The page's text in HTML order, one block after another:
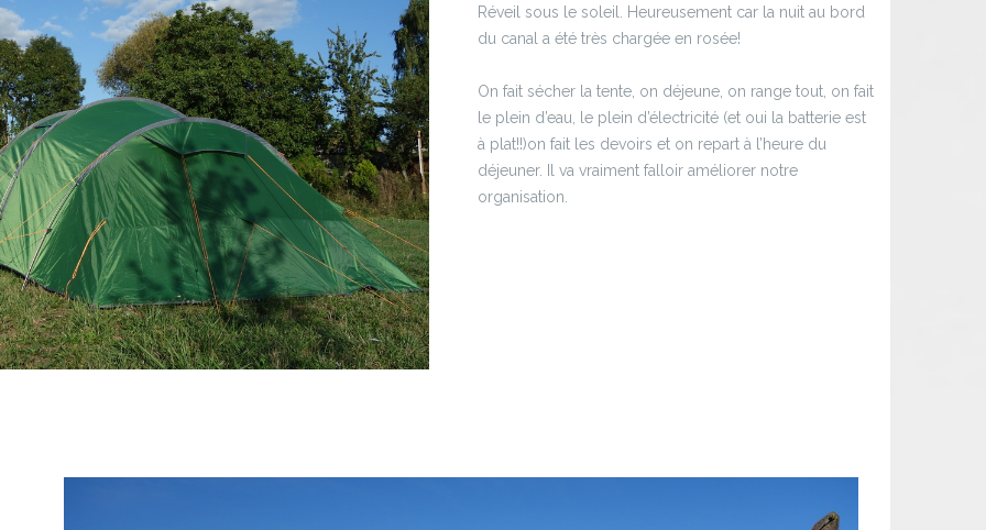
Réveil sous le soleil. Heureusement car la nuit au bord
du canal a été très chargée en rosée!
On fait sécher la tente, on déjeune, on range tout, on fait
le plein d’eau, le plein d’électricité (et oui la batterie est
à plat!!)on fait les devoirs et on repart à l’heure du
déjeuner. Il va vraiment falloir améliorer notre
organisation.